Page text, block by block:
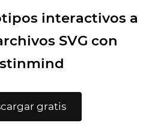
interactivos a
SVG con
gratis